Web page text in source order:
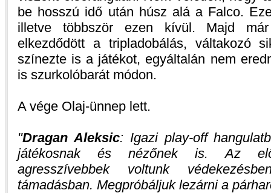
be hosszú idő után húsz alá a Falco.
illetve többször ezen kívül. Majd
elkezdődött a tripladobálás, váltakozó
színezte is a játékot, egyáltalán nem
is szurkolóbarát módon.
A vége Olaj-ünnep lett.
Dragan Aleksic: Igazi play-off
játékosnak és nézőnek is. Az
agresszívebbek voltunk
támadásban. Megpróbáljuk lezárni a